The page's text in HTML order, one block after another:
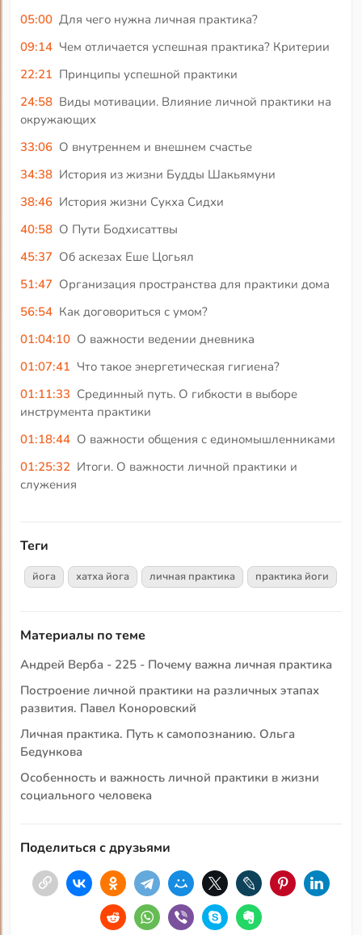
05:00 Для чего нужна личная практика?
09:14 Чем отличается успешная практика? Критерии
22:21 Принципы успешной практики
24:58 Виды мотивации. Влияние личной практики на
окружающих
33:06 О внутреннем и внешнем счастье
34:38 История из жизни Будды Шакьямуни
38:46 История жизни Сукха Сидхи
40:58 О Пути Бодхисаттвы
45:37 Об аскезах Еше Цогьял
51:47 Организация пространства для практики дома
56:54 Как договориться с умом?
01:04:10 О важности ведении дневника
01:07:41 Что такое энергетическая гигиена?
01:11:33 Срединный путь. О гибкости в выборе
инструмента практики
01:18:44 О важности общения с единомышленниками
01:25:32 Итоги. О важности личной практики и
служения
Теги
йога хатха йога личная практика практика йоги
Материалы по теме
Андрей Верба - 225 - Почему важна личная практика
Построение личной практики на различных этапах
развития. Павел Коноровский
Личная практика. Путь к самопознанию. Ольга
Бедункова
Особенность и важность личной практики в жизни
социального человека
Поделиться с друзьями